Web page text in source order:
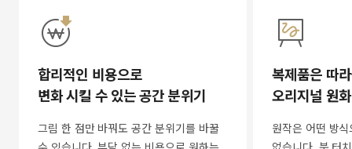
합리적인 비용으로
변화 시킬 수 있는 공간 분위기
그림 한 점만 바꿔도 공간 분위기를 바꿀
복제품은 따
오리지널 원
원작은 어떤 방